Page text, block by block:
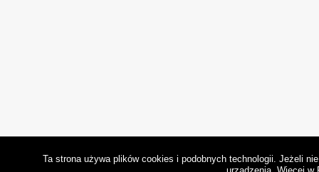
Ta strona używa plików cookies i podobnych technologii. Jeżeli